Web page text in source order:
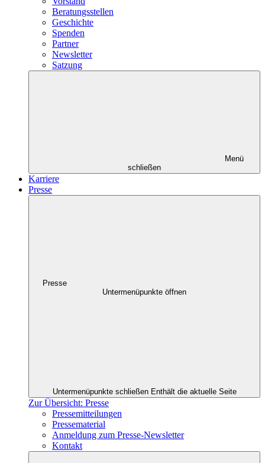
Beratungsstellen
Geschichte
Spenden
Partner
Newsletter
Satzung
Menü
schließen
Karriere
Presse
Presse
Untermenüpunkte öffnen
Untermenüpunkte schließen Enthält die aktuelle Seite
Zur Übersicht: Presse
Pressemitteilungen
Pressematerial
Anmeldung zum Presse-Newsletter
Kontakt